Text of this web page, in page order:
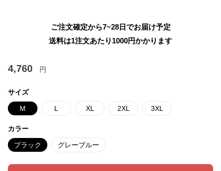
ご注文確定から7~28日でお届け予定
送料は1注文あたり 1000円かかります
4,760 円
サイズ
M L XL 2XL 3XL
カラー
ブラック グレーブルー